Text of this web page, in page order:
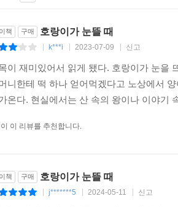
소개
생도로 선발된 열세 살 호랑이. 환 삼촌처
역자일 뿐이야, 세빈.” ― 민
었다고 알려진 전설 속의 구미호. 특별 조
삼촌이자 우주군 전함 ‘창백한 번개호’의
책 구매 호랑이가 눈뜰 때
k***i 2023-07-09 신고
이 재미있어서 읽게 됐다. 호랑이가 눈을
니한테 떡 하나 얻어먹겠다고 노상에서
온다. 현실에서는 산 속의 왕이나 이야기
이 이 리뷰를 추천합니다.
책 구매 호랑이가 눈뜰 때
j*******5 2024-05-11 신고